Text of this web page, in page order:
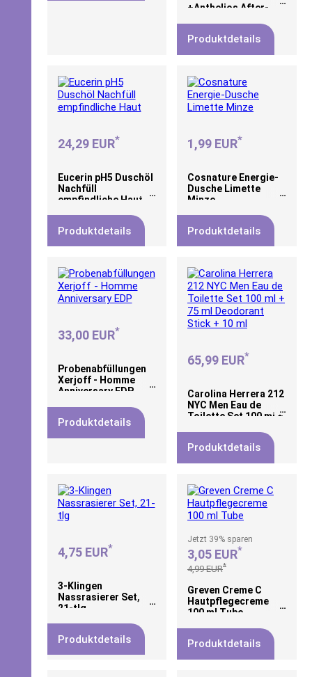
+Anthelios After-
Produktdetails
24,29 EUR*
Eucerin pH5 Duschöl
Nachfüll
empfindliche Haut
Produktdetails
1,99 EUR*
Cosnature Energie-
Dusche Limette
Minze
Produktdetails
33,00 EUR*
Probenabfüllungen
Xerjoff - Homme
Anniversary EDP
Produktdetails
65,99 EUR*
Carolina Herrera 212
NYC Men Eau de
Toilette Set 100 ml +
Produktdetails
4,75 EUR*
3-Klingen
Nassrasierer Set,
21-tlg
Produktdetails
Jetzt 39% sparen
3,05 EUR*
4,99 EUR*
Greven Creme C
Hautpflegecreme
100 ml Tube
Produktdetails